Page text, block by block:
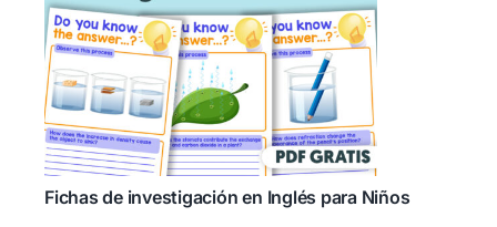
Fichas de investigación en Inglés para Niños